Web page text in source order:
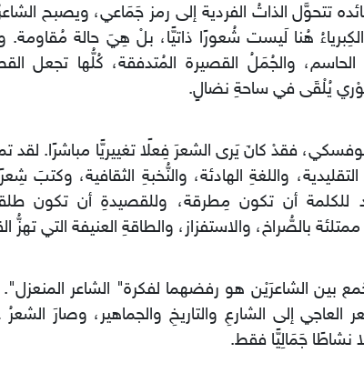
تتحوَّل الذاتُ الفردية إلى رمز جَمَاعي، ويصبح
هُنا لَيست شُعورًا ذاتيًّا، بلْ هِيَ حالة مُقاومة.
الحاسم، والجُمَلُ القصيرة المُتدفقة، كُلُّها تجعل
يُلْقَى في ساحةِ نضالٍ.
فقدْ كانَ يَرى الشعرَ فِعلًا تغييريًّا مباشرًا. لقد
واللغةِ الهادئة، والنُّخبةِ الثقافية، وكتبَ
للكلمة أن تكون مِطرقة، وللقصيدةِ أن تكون
بالصُّراخ، والاستفزاز، والطاقةِ العنيفة التي تهزُّ
بين الشاعرَيْن هو رفضهما لفكرة" الشاعر
العاجي إلى الشارعِ والتاريخِ والجماهير، وصارَ
نشاطًا جَمَالِيًّا فقط.